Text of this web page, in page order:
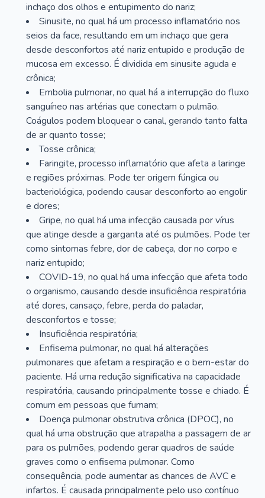
inchaço dos olhos e entupimento do nariz;
Sinusite, no qual há um processo inflamatório nos
seios da face, resultando em um inchaço que gera
desde desconfortos até nariz entupido e produção de
mucosa em excesso. É dividida em sinusite aguda e
crônica;
Embolia pulmonar, no qual há a interrupção do fluxo
sanguíneo nas artérias que conectam o pulmão.
Coágulos podem bloquear o canal, gerando tanto falta
de ar quanto tosse;
Tosse crônica;
Faringite, processo inflamatório que afeta a laringe
e regiões próximas. Pode ter origem fúngica ou
bacteriológica, podendo causar desconforto ao engolir
e dores;
Gripe, no qual há uma infecção causada por vírus
que atinge desde a garganta até os pulmões. Pode ter
como sintomas febre, dor de cabeça, dor no corpo e
nariz entupido;
COVID-19, no qual há uma infecção que afeta todo
o organismo, causando desde insuficiência respiratória
até dores, cansaço, febre, perda do paladar,
desconfortos e tosse;
Insuficiência respiratória;
Enfisema pulmonar, no qual há alterações
pulmonares que afetam a respiração e o bem-estar do
paciente. Há uma redução significativa na capacidade
respiratória, causando principalmente tosse e chiado. É
comum em pessoas que fumam;
Doença pulmonar obstrutiva crônica (DPOC), no
qual há uma obstrução que atrapalha a passagem de ar
para os pulmões, podendo gerar quadros de saúde
graves como o enfisema pulmonar. Como
consequência, pode aumentar as chances de AVC e
infartos. É causada principalmente pelo uso contínuo